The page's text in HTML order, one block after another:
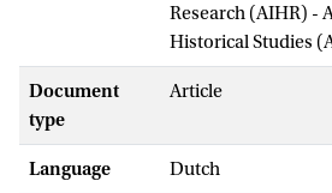
Research (AIHR) -
Historical Studies
Document
type
Article
Language Dutch